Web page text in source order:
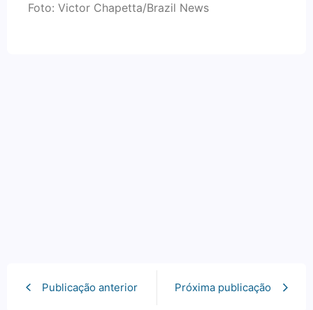
Foto: Victor Chapetta/Brazil News
Publicação anterior Próxima publicação